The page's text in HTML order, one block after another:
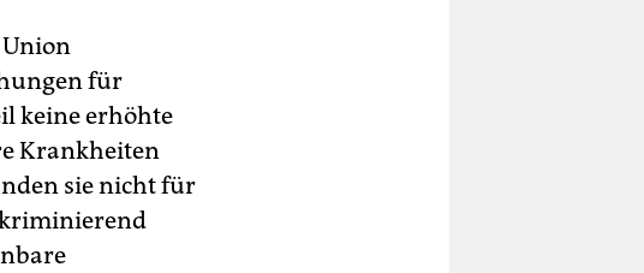
für
keine erhöhte
Krankheiten
sie nicht für